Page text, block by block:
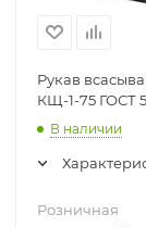
Рукав
КЩ-1-75 ГОСТ
В наличии
Розничная